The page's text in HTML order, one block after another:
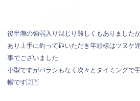
後半潮の強弱入り混じり難しくもありました
あり上手に釣って🎣いただき竿頭様はツヌケ
事でございました
小型ですがバラシもなく次々とタイミングで
帽です🇯🇵